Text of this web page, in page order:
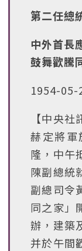
第二任總
中外首長
鼓舞歡騰
1954-05-
【中央
赫定將軍
隆，中午
陳副總統
副總司令
同之家」
辦，建築
并於午間